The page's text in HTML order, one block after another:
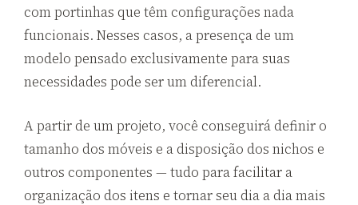
com portinhas que têm configurações nada
funcionais. Nesses casos, a presença de um
modelo pensado exclusivamente para suas
necessidades pode ser um diferencial.
A partir de um projeto, você conseguirá definir o
tamanho dos móveis e a disposição dos nichos e
outros componentes — tudo para facilitar a
organização dos itens e tornar seu dia a dia mais